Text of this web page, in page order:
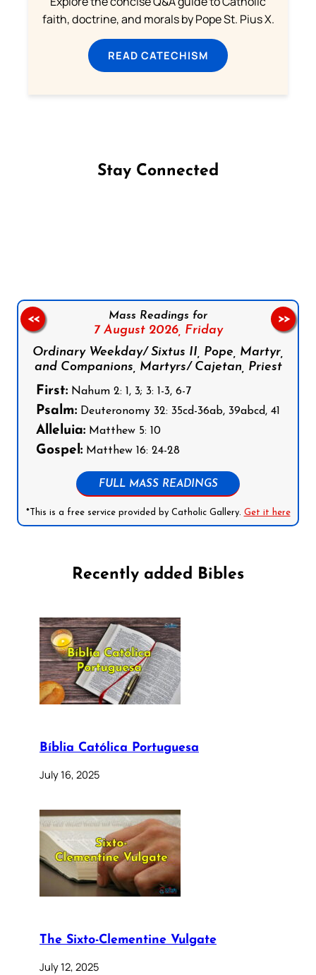
faith, doctrine, and morals by Pope St. Pius X.
READ CATECHISM
Stay Connected
Mass Readings for
7 August 2026, Friday
Ordinary Weekday/ Sixtus II, Pope, Martyr,
and Companions, Martyrs/ Cajetan, Priest
First: Nahum 2: 1, 3; 3: 1-3, 6-7
Psalm: Deuteronomy 32: 35cd-36ab, 39abcd, 41
Alleluia: Matthew 5: 10
Gospel: Matthew 16: 24-28
FULL MASS READINGS
*This is a free service provided by Catholic Gallery. Get it here
<< >>
Recently added Bibles
Bíblia Católica Portuguesa
July 16, 2025
The Sixto-Clementine Vulgate
July 12, 2025